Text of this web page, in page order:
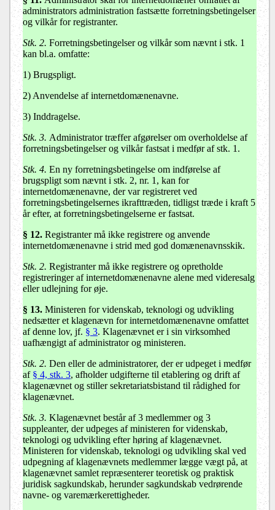
administrators administration fastsætte forretningsbetingelser
og vilkår for registranter.
Stk. 2. Forretningsbetingelser og vilkår som nævnt i stk. 1
kan bl.a. omfatte:
1) Brugspligt.
2) Anvendelse af internetdomænenavne.
3) Inddragelse.
Stk. 3. Administrator træffer afgørelser om overholdelse af
forretningsbetingelser og vilkår fastsat i medfør af stk. 1.
Stk. 4. En ny forretningsbetingelse om indførelse af
brugspligt som nævnt i stk. 2, nr. 1, kan for
internetdomænenavne, der var registreret ved
forretningsbetingelsernes ikrafttræden, tidligst træde i kraft 5
år efter, at forretningsbetingelserne er fastsat.
§ 12. Registranter må ikke registrere og anvende
internetdomænenavne i strid med god domænenavnsskik.
Stk. 2. Registranter må ikke registrere og opretholde
registreringer af internetdomænenavne alene med videresalg
eller udlejning for øje.
§ 13. Ministeren for videnskab, teknologi og udvikling
nedsætter et klagenævn for internetdomænenavne omfattet
af denne lov, jf. § 3. Klagenævnet er i sin virksomhed
uafhængigt af administrator og ministeren.
Stk. 2. Den eller de administratorer, der er udpeget i medfør
af § 4, stk. 3, afholder udgifterne til etablering og drift af
klagenævnet og stiller sekretariatsbistand til rådighed for
klagenævnet.
Stk. 3. Klagenævnet består af 3 medlemmer og 3
suppleanter, der udpeges af ministeren for videnskab,
teknologi og udvikling efter høring af klagenævnet.
Ministeren for videnskab, teknologi og udvikling skal ved
udpegning af klagenævnets medlemmer lægge vægt på, at
klagenævnet samlet repræsenterer teoretisk og praktisk
juridisk sagkundskab, herunder sagkundskab vedrørende
navne- og varemærkerettigheder.